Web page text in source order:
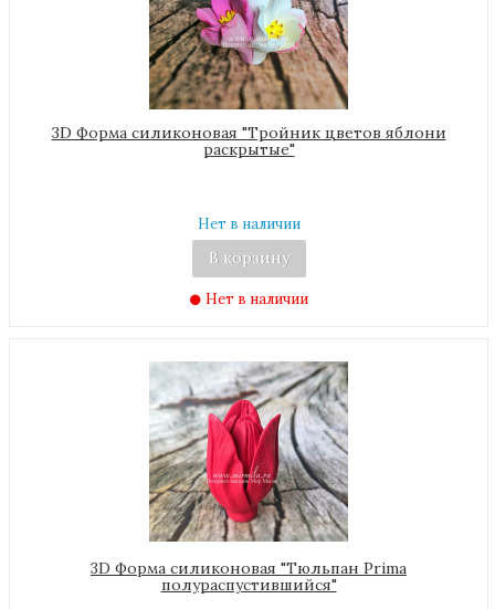
3D Форма силиконовая "Тройник цветов яблони
раскрытые"
Нет в наличии
В корзину
Нет в наличии
3D Форма силиконовая "Тюльпан Prima
полураспустившийся"